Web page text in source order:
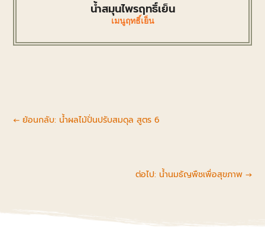
น้ำสมุนไพรฤทธิ์เย็น
เมนูฤทธิ์เย็น
←ย้อนกลับ: น้ำผลไม้ปั่นปรับสมดุล สูตร 6
ต่อไป: น้ำนมธัญพืชเพื่อสุขภาพ→